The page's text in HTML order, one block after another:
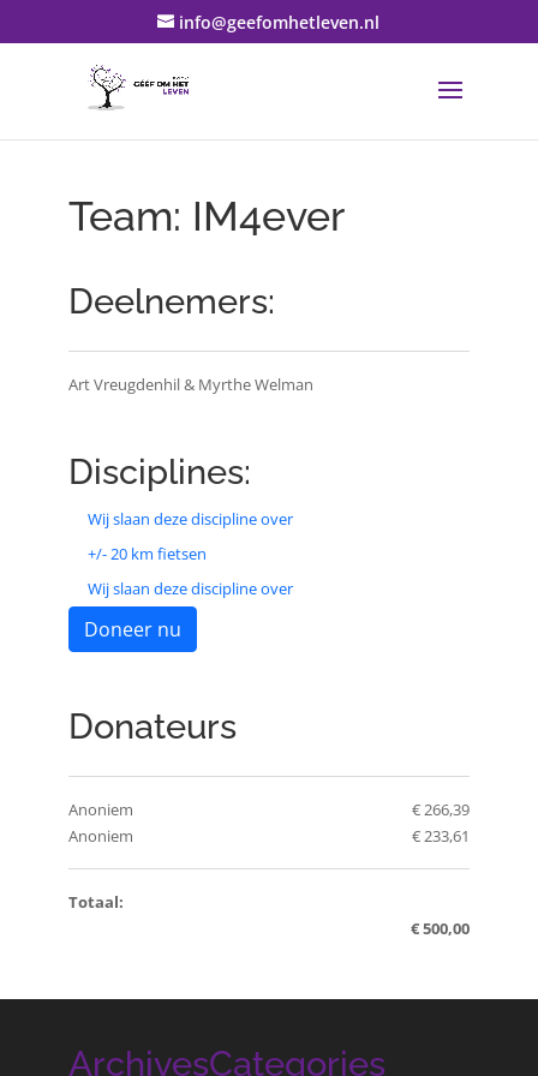
info@geefomhetleven.nl
Team: IM4ever
Deelnemers:
Art Vreugdenhil & Myrthe Welman
Disciplines:
Wij slaan deze discipline over
+/- 20 km fietsen
Wij slaan deze discipline over
Doneer nu
Donateurs
Anoniem
€ 266,39
Anoniem
€ 233,61
Totaal:
€ 500,00
ArchivesCategories